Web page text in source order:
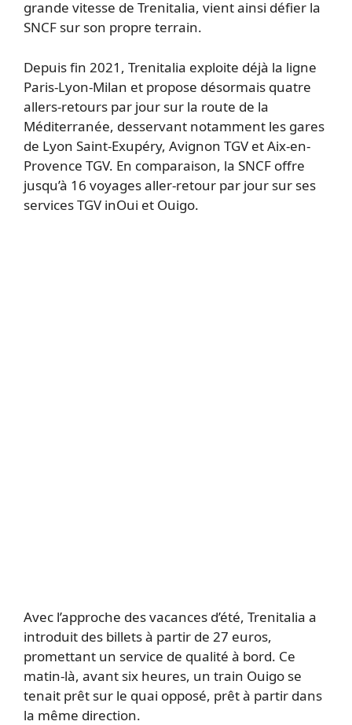
grande vitesse de Trenitalia, vient ainsi défier la
SNCF sur son propre terrain.
Depuis fin 2021, Trenitalia exploite déjà la ligne
Paris-Lyon-Milan et propose désormais quatre
allers-retours par jour sur la route de la
Méditerranée, desservant notamment les gares
de Lyon Saint-Exupéry, Avignon TGV et Aix-en-
Provence TGV. En comparaison, la SNCF offre
jusqu’à 16 voyages aller-retour par jour sur ses
services TGV inOui et Ouigo.
Avec l’approche des vacances d’été, Trenitalia a
introduit des billets à partir de 27 euros,
promettant un service de qualité à bord. Ce
matin-là, avant six heures, un train Ouigo se
tenait prêt sur le quai opposé, prêt à partir dans
la même direction.